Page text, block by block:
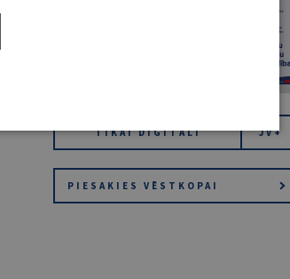
TIKAI DIGITĀLI JV+
PIESAKIES VĒSTKOPAI